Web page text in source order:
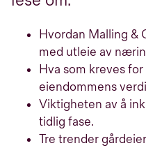
Hvordan Malling
med utleie av
Hva som kreves
eiendommens
Viktigheten av å
tidlig fase.
Tre trender